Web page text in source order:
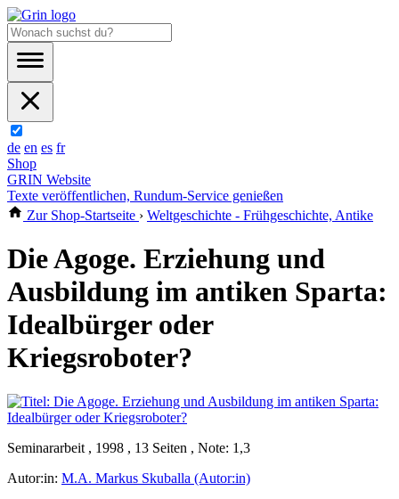
de en es fr
Shop
GRIN Website
Texte veröffentlichen, Rundum-Service genießen
Zur Shop-Startseite › Weltgeschichte - Frühgeschichte, Antike
Die Agoge. Erziehung und
Ausbildung im antiken Sparta:
Idealbürger oder
Kriegsroboter?
Seminararbeit , 1998 , 13 Seiten , Note: 1,3
Autor:in: M.A. Markus Skuballa (Autor:in)